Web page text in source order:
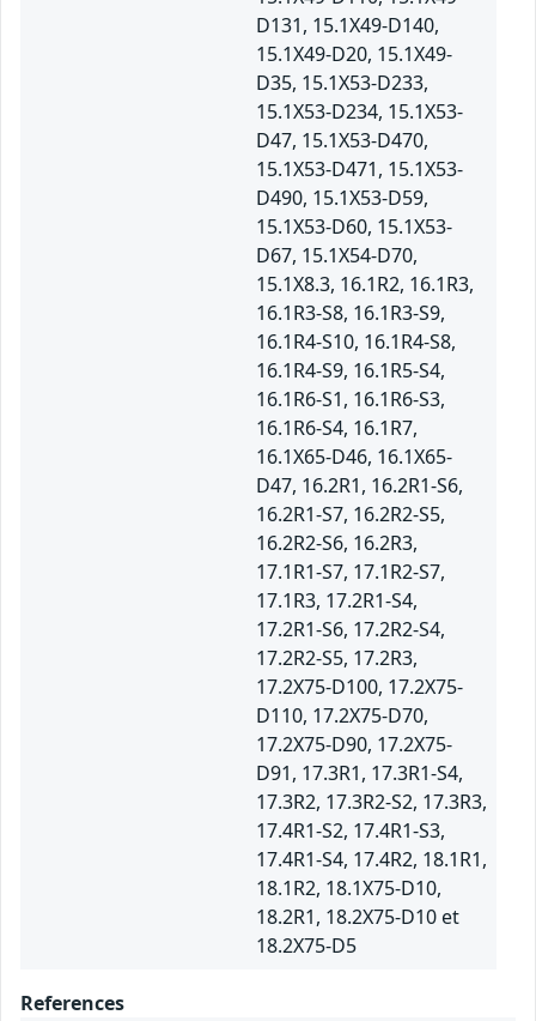
D131, 15.1X49-D140,
15.1X49-D20, 15.1X49-
D35, 15.1X53-D233,
15.1X53-D234, 15.1X53-
D47, 15.1X53-D470,
15.1X53-D471, 15.1X53-
D490, 15.1X53-D59,
15.1X53-D60, 15.1X53-
D67, 15.1X54-D70,
15.1X8.3, 16.1R2, 16.1R3,
16.1R3-S8, 16.1R3-S9,
16.1R4-S10, 16.1R4-S8,
16.1R4-S9, 16.1R5-S4,
16.1R6-S1, 16.1R6-S3,
16.1R6-S4, 16.1R7,
16.1X65-D46, 16.1X65-
D47, 16.2R1, 16.2R1-S6,
16.2R1-S7, 16.2R2-S5,
16.2R2-S6, 16.2R3,
17.1R1-S7, 17.1R2-S7,
17.1R3, 17.2R1-S4,
17.2R1-S6, 17.2R2-S4,
17.2R2-S5, 17.2R3,
17.2X75-D100, 17.2X75-
D110, 17.2X75-D70,
17.2X75-D90, 17.2X75-
D91, 17.3R1, 17.3R1-S4,
17.3R2, 17.3R2-S2, 17.3R3,
17.4R1-S2, 17.4R1-S3,
17.4R1-S4, 17.4R2, 18.1R1,
18.1R2, 18.1X75-D10,
18.2R1, 18.2X75-D10 et
18.2X75-D5
References